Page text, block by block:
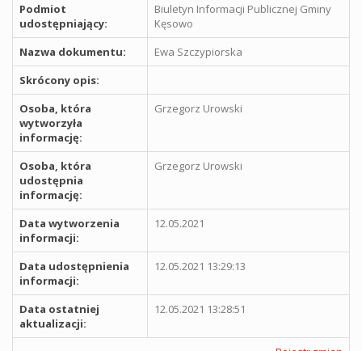
Podmiot
udostępniający:
Biuletyn Informacji Publicznej Gminy
Kęsowo
Nazwa dokumentu:
Ewa Szczypiorska
Skrócony opis:
Osoba, która
wytworzyła
informację:
Grzegorz Urowski
Osoba, która
udostępnia
informację:
Grzegorz Urowski
Data wytworzenia
informacji:
12.05.2021
Data udostępnienia
informacji:
12.05.2021 13:29:13
Data ostatniej
aktualizacji:
12.05.2021 13:28:51